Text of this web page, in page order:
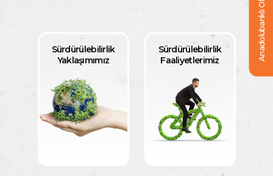
Sürdürülebilirlik
Yaklaşımımız
Sürdürülebilirlik
Faaliyetlerimiz
Anadolubanklı Ol